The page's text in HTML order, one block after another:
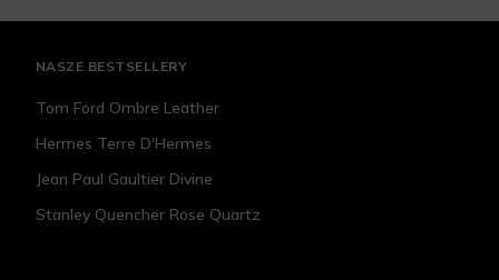
NASZE BESTSELLERY
Tom Ford Ombre Leather
Hermes Terre D'Hermes
Jean Paul Gaultier Divine
Stanley Quencher Rose Quartz